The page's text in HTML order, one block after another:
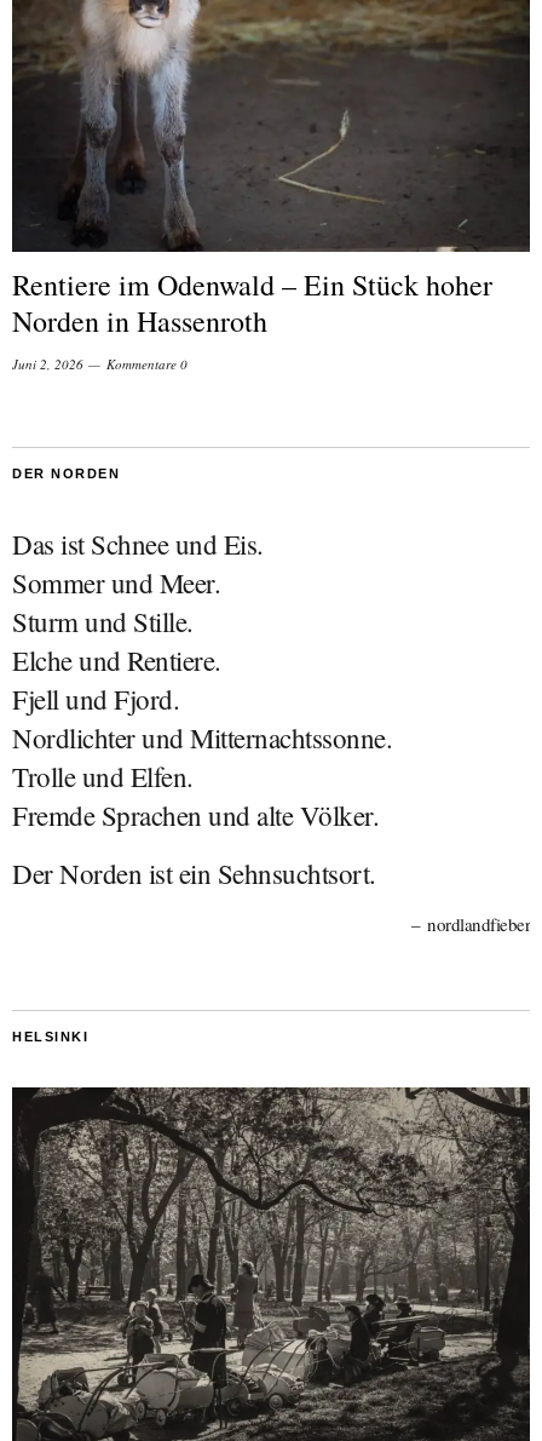
Rentiere im Odenwald – Ein Stück hoher
Norden in Hassenroth
Juni 2, 2026 Kommentare 0
DER NORDEN
Das ist Schnee und Eis.
Sommer und Meer.
Sturm und Stille.
Elche und Rentiere.
Fjell und Fjord.
Nordlichter und Mitternachtssonne.
Trolle und Elfen.
Fremde Sprachen und alte Völker.
Der Norden ist ein Sehnsuchtsort.
nordlandfieber
HELSINKI